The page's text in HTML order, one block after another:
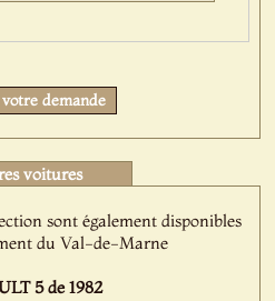
demande
voitures
sont également disponibles
du Val-de-Marne
5 de 1982